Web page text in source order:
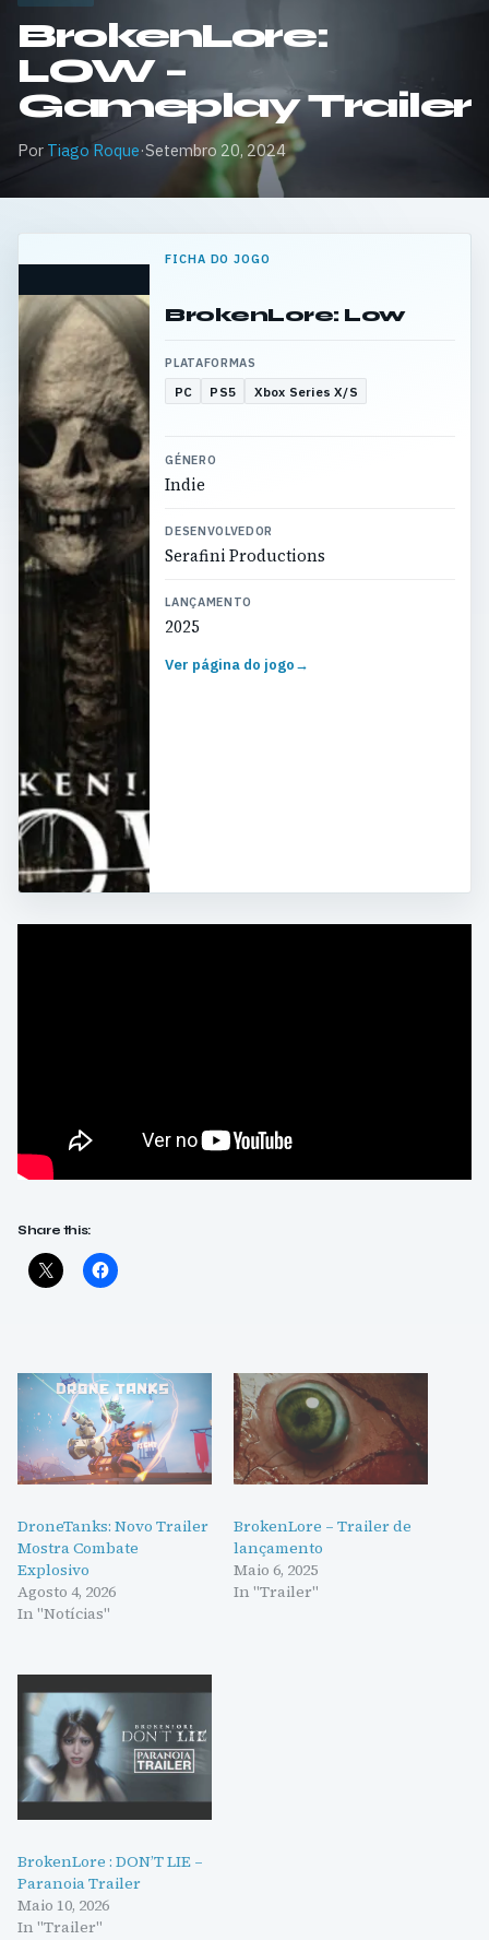
BrokenLore:
LOW –
Gameplay Trailer
Por Tiago Roque·Setembro 20, 2024
FICHA DO JOGO
BrokenLore: Low
PLATAFORMAS
PC PS5 Xbox Series X/S
GÉNERO
Indie
DESENVOLVEDOR
Serafini Productions
LANÇAMENTO
2025
Ver página do jogo→
Share this:
DroneTanks: Novo Trailer
Mostra Combate
Explosivo
Agosto 4, 2026
In "Notícias"
BrokenLore – Trailer de
lançamento
Maio 6, 2025
In "Trailer"
BrokenLore : DON’T LIE –
Paranoia Trailer
Maio 10, 2026
In "Trailer"